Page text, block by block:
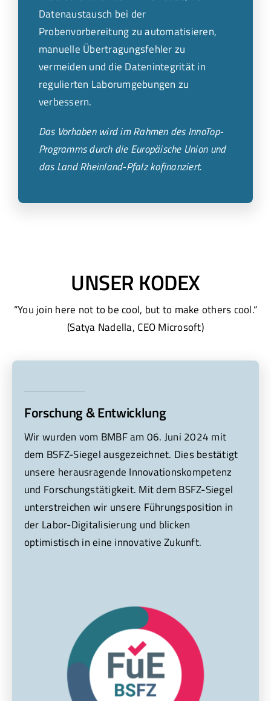
Datenaustausch bei der
Probenvorbereitung zu automatisieren,
manuelle Übertragungsfehler zu
vermeiden und die Datenintegrität in
regulierten Laborumgebungen zu
verbessern.
Das Vorhaben wird im Rahmen des InnoTop-
Programms durch die Europäische Union und
das Land Rheinland-Pfalz kofinanziert.
UNSER KODEX
“You join here not to be cool, but to make others cool.“
(Satya Nadella, CEO Microsoft)
Forschung & Entwicklung
Wir wurden vom BMBF am 06. Juni 2024 mit
dem BSFZ-Siegel ausgezeichnet. Dies bestätigt
unsere herausragende Innovationskompetenz
und Forschungstätigkeit. Mit dem BSFZ-Siegel
unterstreichen wir unsere Führungsposition in
der Labor-Digitalisierung und blicken
optimistisch in eine innovative Zukunft.